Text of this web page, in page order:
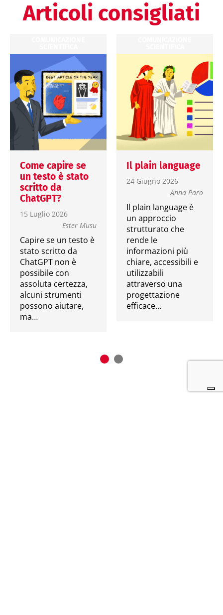
Articoli consigliati
Come capire se
un testo è stato
scritto da
ChatGPT?
15 Luglio 2026
Ester Musu
Capire se un testo è
stato scritto da
ChatGPT non è
possibile con
assoluta certezza,
alcuni strumenti
possono aiutare,
ma…
Il plain language
24 Giugno 2026
Anna Paro
Il plain language è
un approccio
strutturato che
rende le
informazioni più
chiare, accessibili e
utilizzabili
attraverso una
progettazione
efficace…